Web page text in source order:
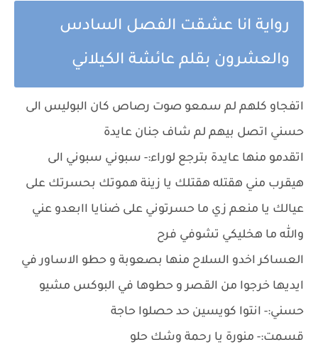
رواية انا عشقت الفصل السادس
والعشرون بقلم عائشة الكيلاني
اتفجاو كلهم لم سمعو صوت رصاص كان البوليس الى
حسني اتصل بيهم لم شاف جنان عايدة
اتقدمو منها عايدة بترجع لوراء:- سبوني سبوني الى
هيقرب مني هقتله هقتلك يا زينة هموتك بحسرتك على
عيالك يا منعم زي ما حسرتوني على ضنايا اابعدو عني
والله ما هخليكي تشوفي فرح
العساكر اخدو السلاح منها بصعوبة و حطو الاساور في
ايديها خرجوا من القصر و حطوها في البوكس مشيو
حسني:- انتوا كويسين حد حصلوا حاجة
قسمت:- منورة يا رحمة وشك حلو